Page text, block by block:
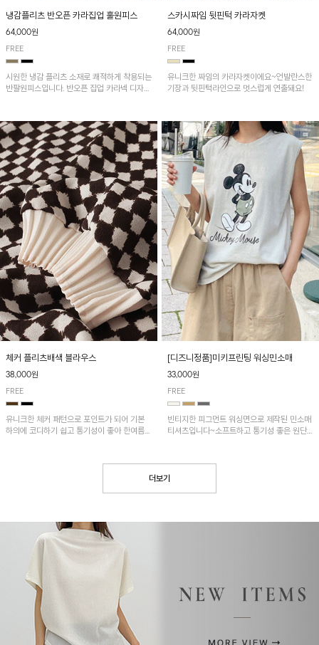
냉감플리츠 반오픈 카라집업 훌원피스
64,000원
FREE
시원한 냉감 플리츠 소재로 쾌적하게 착용되는
반팔원피스입니다. 반오픈 집업 카라넥 디자인
줘요~
스카시짜임 뒷핀턱 카라자켓
64,000원
FREE
유니크한 짜임의 카라자켓이에요~언발란스한
기장과 뒷핀턱라인으로 멋스럽게 연출돼요!
체커 플리츠배색 블라우스
38,000원
FREE
유니크한 체커 패턴으로 포인트가 되어 기본
하의에 코디하기 쉽고 통기성이 좋아 한여름에
[디즈니정품]미키프린팅 워싱민소매
33,000원
FREE
빈티지한 피그먼트 워싱면으로 제작된 민소매
티셔츠입니다~소프트하고 통기성 좋은 원단
더보기